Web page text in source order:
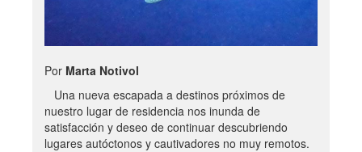
Por Marta Notivol
Una nueva escapada a destinos próximos de
nuestro lugar de residencia nos inunda de
satisfacción y deseo de continuar descubriendo
lugares autóctonos y cautivadores no muy remotos.